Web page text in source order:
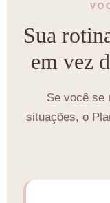
Sua
em vez
Se você se
situações, o